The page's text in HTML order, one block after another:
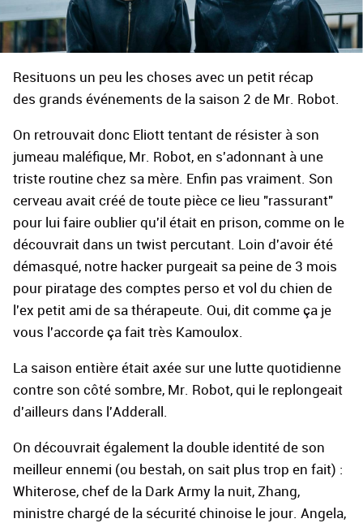
Resituons un peu les choses avec un petit récap
des grands événements de la saison 2 de Mr. Robot.
On retrouvait donc Eliott tentant de résister à son
jumeau maléfique, Mr. Robot, en s'adonnant à une
triste routine chez sa mère. Enfin pas vraiment. Son
cerveau avait créé de toute pièce ce lieu "rassurant"
pour lui faire oublier qu'il était en prison, comme on le
découvrait dans un twist percutant. Loin d'avoir été
démasqué, notre hacker purgeait sa peine de 3 mois
pour piratage des comptes perso et vol du chien de
l'ex petit ami de sa thérapeute. Oui, dit comme ça je
vous l'accorde ça fait très Kamoulox.
La saison entière était axée sur une lutte quotidienne
contre son côté sombre, Mr. Robot, qui le replongeait
d'ailleurs dans l'Adderall.
On découvrait également la double identité de son
meilleur ennemi (ou bestah, on sait plus trop en fait) :
Whiterose, chef de la Dark Army la nuit, Zhang,
ministre chargé de la sécurité chinoise le jour. Angela,